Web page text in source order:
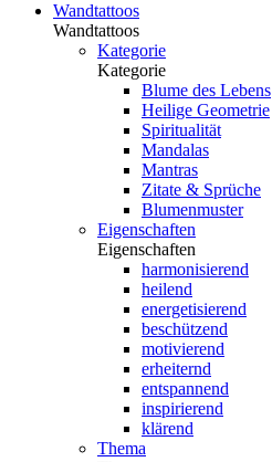
Wandtattoos
Wandtattoos
Kategorie
Kategorie
Blume des Lebens
Heilige Geometrie
Spiritualität
Mandalas
Mantras
Zitate & Sprüche
Blumenmuster
Eigenschaften
Eigenschaften
harmonisierend
heilend
energetisierend
beschützend
motivierend
erheiternd
entspannend
inspirierend
klärend
Thema